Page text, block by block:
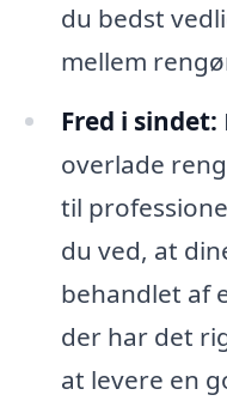
du bedst
mellem
Fred i sindet:
overlade
til
du ved, at
behandlet af
der har det
at levere en